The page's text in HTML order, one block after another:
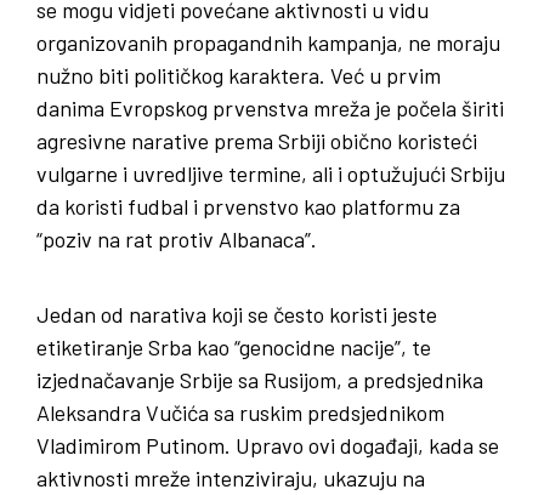
se mogu vidjeti povećane aktivnosti u vidu
organizovanih propagandnih kampanja, ne moraju
nužno biti političkog karaktera. Već u prvim
danima Evropskog prvenstva mreža je počela širiti
agresivne narative prema Srbiji obično koristeći
vulgarne i uvredljive termine, ali i optužujući Srbiju
da koristi fudbal i prvenstvo kao platformu za
“poziv na rat protiv Albanaca”.
Jedan od narativa koji se često koristi jeste
etiketiranje Srba kao “genocidne nacije”, te
izjednačavanje Srbije sa Rusijom, a predsjednika
Aleksandra Vučića sa ruskim predsjednikom
Vladimirom Putinom. Upravo ovi događaji, kada se
aktivnosti mreže intenziviraju, ukazuju na